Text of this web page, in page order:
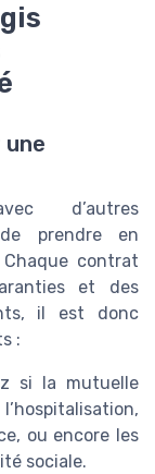
d’autres
prendre en
contrat
et des
il est donc
:
si la mutuelle
ou encore les
sociale.